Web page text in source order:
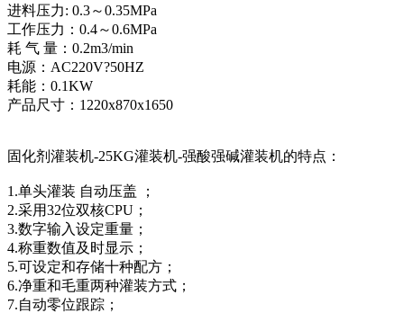
进料压力: 0.3～0.35MPa
工作压力：0.4～0.6MPa
耗 气 量：0.2m3/min
电源：AC220V?50HZ
耗能：0.1KW
产品尺寸：1220x870x1650
固化剂灌装机-25KG灌装机-强酸强碱灌装机的特点：
1.单头灌装 自动压盖 ；
2.采用32位双核CPU；
3.数字输入设定重量；
4.称重数值及时显示；
5.可设定和存储十种配方；
6.净重和毛重两种灌装方式；
7.自动零位跟踪；